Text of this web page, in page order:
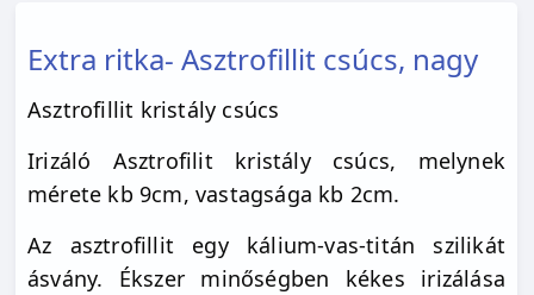
Extra ritka- Asztrofillit csúcs, nagy
Asztrofillit kristály csúcs
Irizáló Asztrofilit kristály csúcs, melynek
mérete kb 9cm, vastagsága kb 2cm.
Az asztrofillit egy kálium-vas-titán szilikát
ásvány. Ékszer minőségben kékes irizálása